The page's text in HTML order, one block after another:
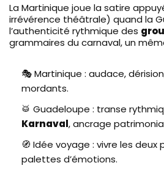
La Martinique joue la satire
irrévérence théâtrale) quand la
l’authenticité rythmique des
grammaires du carnaval, un
🎭 Martinique : audace,
mordants.
🥁 Guadeloupe : transe
Karnaval, ancrage
🧭 Idée voyage : vivre les deux
palettes d’émotions.